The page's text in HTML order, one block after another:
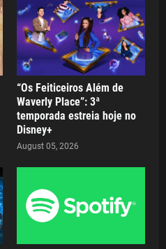
“Os Feiticeiros Além de
Waverly Place”: 3ª
temporada estreia hoje no
Disney+
August 05, 2026